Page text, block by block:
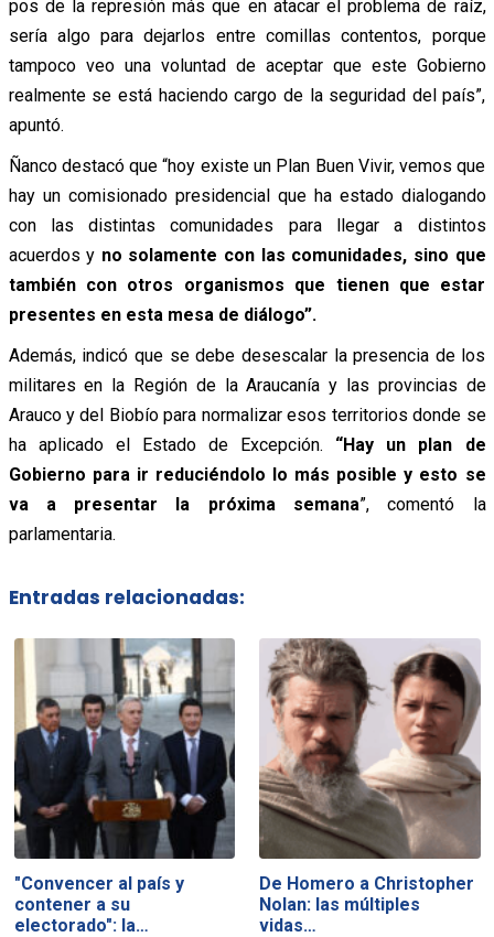
pos de la represión más que en atacar el problema de raíz,
sería algo para dejarlos entre comillas contentos, porque
tampoco veo una voluntad de aceptar que este Gobierno
realmente se está haciendo cargo de la seguridad del país”,
apuntó.
Ñanco destacó que “hoy existe un Plan Buen Vivir, vemos que
hay un comisionado presidencial que ha estado dialogando
con las distintas comunidades para llegar a distintos
acuerdos y no solamente con las comunidades, sino que
también con otros organismos que tienen que estar
presentes en esta mesa de diálogo”.
Además, indicó que se debe desescalar la presencia de los
militares en la Región de la Araucanía y las provincias de
Arauco y del Biobío para normalizar esos territorios donde se
ha aplicado el Estado de Excepción. “Hay un plan de
Gobierno para ir reduciéndolo lo más posible y esto se
va a presentar la próxima semana”, comentó la
parlamentaria.
Entradas relacionadas:
"Convencer al país y
contener a su
electorado": la…
De Homero a Christopher
Nolan: las múltiples
vidas…